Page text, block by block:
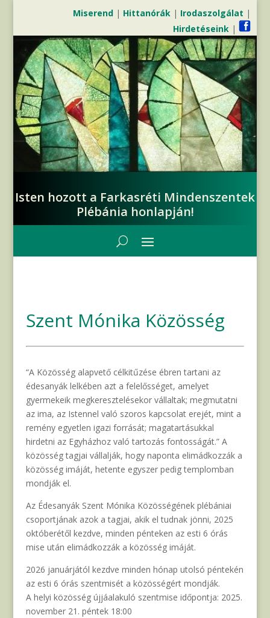
Miserend| Hittanórák| Irodaszolgálat |
Hirdetéseink|
Isten hozott a Farkasréti Mindenszentek
Plébánia honlapján!
Szent Mónika Közösség
“A Közösség alapvető célkitűzése ébren tartani az
édesanyák lelkében azt a felelősséget, amelyet
gyermekeik megkeresztelésekor vállaltak; megmutatni
az ima, az Istennel való szoros kapcsolat erejét, mint a
remény egyetlen igazi forrását; magatartásukkal
hirdetni az Egyházhoz való tartozás fontosságát.” A
közösség tagjai vállalják, hogy naponta elimádkozzák a
közösség imáját, hetente egyszer pedig templomban
mondják el.
Az Édesanyák Szent Mónika Közösségének plébániai
csoportjának azok a tagjai, akik el tudnak jönni, 2025
októberétől kezdve, minden pénteken az esti 6 órás
mise után elimádkozzák a közösség imáját.
2026 januárjától kezdve minden hónap utolsó péntekén
az esti 6 órás szentmisét a közösségért mondják.
A helyi közösség újjáalakuló szentmise időpontja: 2025.
november 21. péntek 18:00